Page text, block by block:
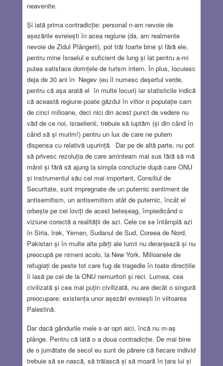
neavenite.
Și iată prima contradicție: personal n-am nevoie de
așezările evreiești în acea regiune (da, am realmente
nevoie de Zidul Plângerii), pot trăi foarte bine și fără ele,
pentru mine Israelul e suficient de lung și lat pentru a-mi
putea satisface dorințele de turism intern. În plus, locuiesc
deja de 30 ani în Negev (eu îl numesc deșertul verde,
pentru că așa arată el în multe locuri) iar statisticile indică
că această regiune poate găzdui în viitor o populație cam
de cinci milioane, deci nici din acest punct de vedere nu
văd de ce noi, israelienii, trebuie să luptăm (și din când în
când să și murim!) pentru un lux de care ne putem
dispensa cu relativă ușurință. Dar pe de altă parte, nu pot
să privesc rezoluția de care aminteam mai sus fără să mă
mânii și fără să ajung la simpla concluzie după care ONU
și instrumentul său cel mai important, Consiliul de
Securitate, sunt impregnate de un puternic sentiment de
antisemitism, un antisemitism atât de puternic, încât el
orbește pe cei loviți de acest beteșeag, împiedicând o
viziune corectă a realității de azi. Cele ce se întâmplă azi
în Siria, Irak, Yemen, Sudanul de Sud, Coreea de Nord,
Pakistan și în multe alte părți ale lumii nu deranjează și nu
preocupă pe nimeni acolo, la New York. Milioanele de
refugiați de peste tot care fug de tragedie în toate direcțiile
îi lasă pe cei de la ONU nemuritori și reci. Lumea, cea
civilizată și cea mai puțin civilizată, nu are decât o singură
preocupare: existența unor așezări evreiești în viitoarea
Palestină.
Dar dacă gândurile mele s-ar opri aici, încă nu m-aș
plânge. Pentru că iată o a doua contradicție. De mai bine
de o jumătate de secol eu sunt de părere că fiecare individ
trebuie să se nască, să trăiască și să moară în țara lui și